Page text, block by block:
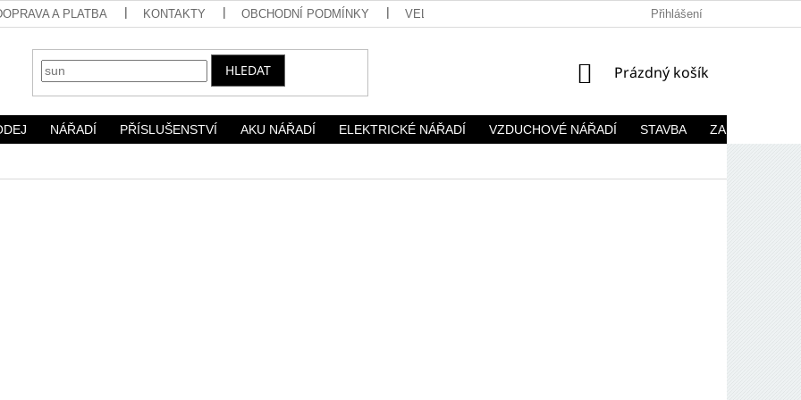
A PLATBA KONTAKTY OBCHODNÍ PODMÍNKY VELKOOBCHOD Přihlášení
HLEDAT
NÁKUPNÍ
Prázdný košík
NÁŘADÍ PŘÍSLUŠENSTVÍ AKU NÁŘADÍ ELEKTRICKÉ NÁŘADÍ VZDUCHOVÉ NÁŘADÍ STAVBA ZAHRADA